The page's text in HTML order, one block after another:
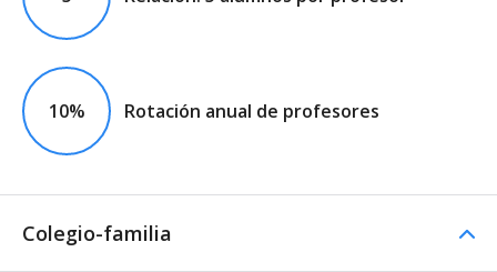
10% Rotación anual de profesores
Colegio-familia